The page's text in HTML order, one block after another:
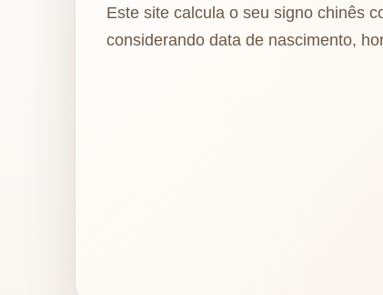
Este site calcula o seu signo chinês
considerando data de nascimento,